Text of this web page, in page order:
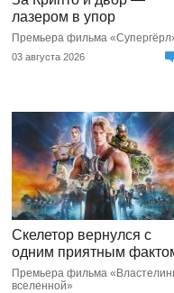
лазером в упор
Премьера фильма
03 августа 2026
Скелетор вернулся с
одним приятным
Премьера фильма
вселенной»